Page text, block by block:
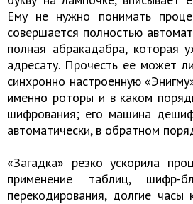
Ему не нужно понимать
совершается полностью
полная абракадабра, которая
адресату. Прочесть ее может
синхронно настроенную
именно роторы и в каком
шифрования; его машина
автоматически, в обратном
«Загадка» резко ускорила
применение таблиц, шифр-
перекодирования, долгие часы